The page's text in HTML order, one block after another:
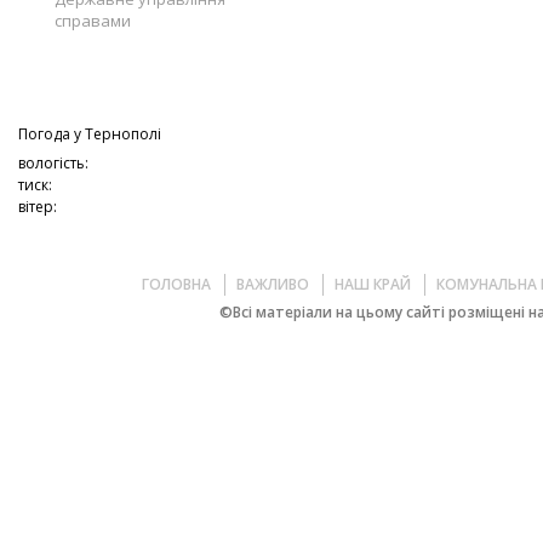
справами
Погода уТернополі
вологість:
тиск:
вітер:
ГОЛОВНА ВАЖЛИВО НАШ КРАЙ
КОМУНАЛЬНА
©Всі матеріали на цьому сайті розміщені